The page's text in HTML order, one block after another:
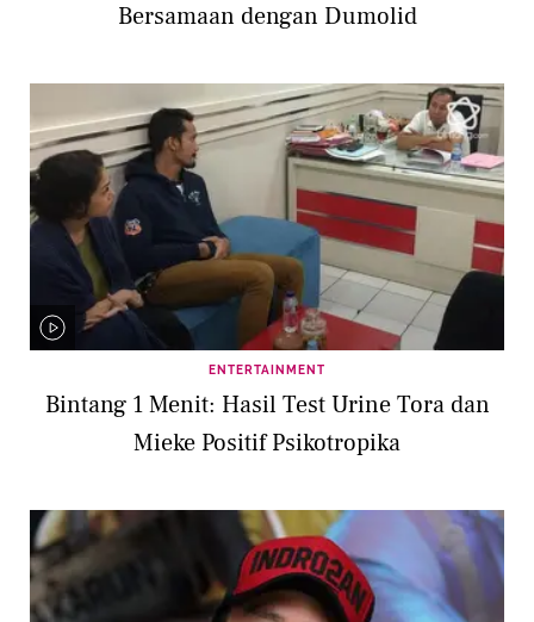
Bersamaan dengan Dumolid
ENTERTAINMENT
Bintang 1 Menit: Hasil Test Urine Tora dan
Mieke Positif Psikotropika